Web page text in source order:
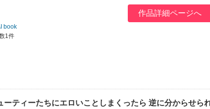
book
1件
作品詳細ページへ
ーティーたちにエロいことしまくったら 逆に分からせら